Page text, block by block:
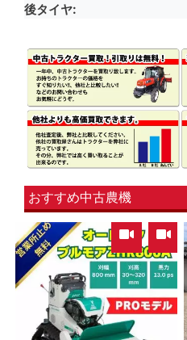
後タイヤ
おすすめ中古農機
,